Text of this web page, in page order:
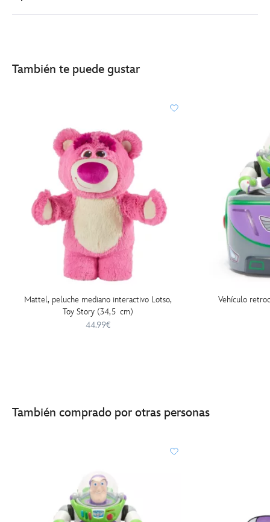
story%C2%A05-
417130892083.html
También te puede gustar
Mattel, peluche mediano interactivo Lotso,
Toy Story (34,5 cm)
44.99€
Vehículo
También comprado por otras personas